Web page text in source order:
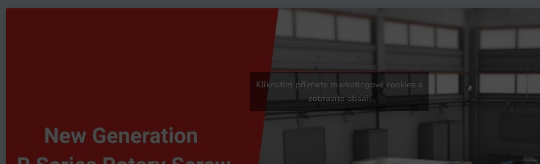
Kliknutím přijmete marketingové cookies a
zobrazíte obsah